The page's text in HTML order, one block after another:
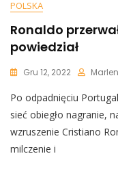
POLSKA
Ronaldo
powiedział
Gru 12, 2022
Po odpadnięciu
sieć obiegło nagranie,
wzruszenie Cristiano
milczenie i